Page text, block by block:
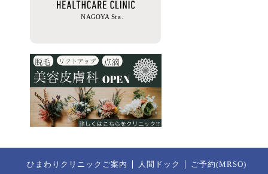
ひまわりクリニックご案内 人間ドック ご予約(MRSO)